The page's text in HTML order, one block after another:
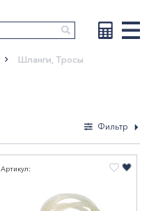
Шланги, Тросы
Фильтр
Артикул: